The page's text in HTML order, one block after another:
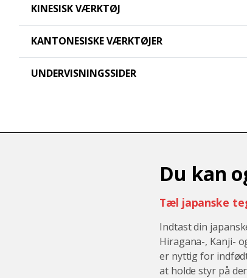
KINESISK VÆRKTØJ
KANTONESISKE VÆRKTØJER
UNDERVISNINGSSIDER
Du kan
Tæl japanske
Indtast din
Hiragana-, Kanji-
er nyttig for
at holde styr på